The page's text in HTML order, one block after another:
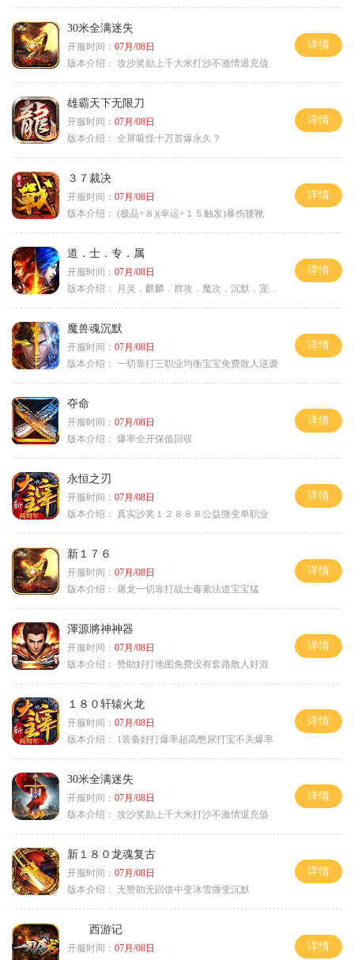
30米全满迷失
开服时间： 07月/08日
版本介绍： 攻沙奖励上千大米打沙不激情退充值
详情
雄霸天下无限刀
开服时间： 07月/08日
版本介绍： 全屏吸怪十万首爆永久？
详情
３７裁决
开服时间： 07月/08日
版本介绍： (极品+８)(幸运+１５触发)暴伤腰靴
详情
道．士．专．属
开服时间： 07月/08日
版本介绍：
月灵．麒麟．群攻．魔次．沉默．宠物．暗黑
详情
魔兽魂沉默
开服时间： 07月/08日
版本介绍： 一切靠打三职业均衡宝宝免费散人逆袭
详情
夺命
开服时间： 07月/08日
版本介绍： 爆率全开保值回収
详情
永恒之刃
开服时间： 07月/08日
版本介绍： 真实沙奖１２８８８公益微变单职业
详情
新１７６
开服时间： 07月/08日
版本介绍：
屠龙一切靠打战士毒素法道宝宝猛
详情
渾源將神神器
开服时间： 07月/08日
版本介绍： 赞助好打地图免费没有套路散人好混
详情
１８０轩辕火龙
开服时间： 07月/08日
版本介绍：
1装备好打爆率超高憋尿打宝不关爆率
详情
30米全满迷失
开服时间： 07月/08日
版本介绍： 攻沙奖励上千大米打沙不激情退充值
详情
新１８０龙魂复古
开服时间： 07月/08日
版本介绍： 无赞助无回馈中变冰雪微变沉默
详情
西游记
开服时间： 07月/08日
详情